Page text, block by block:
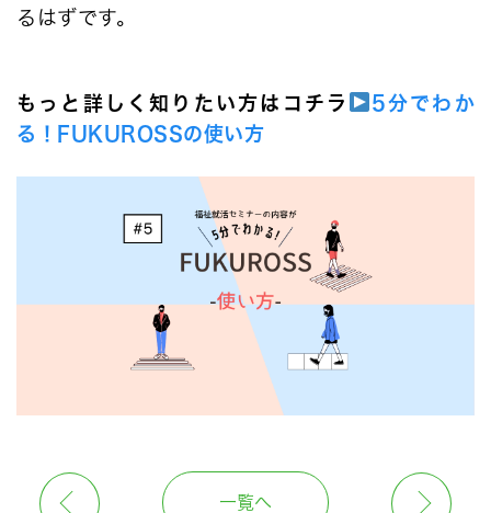
るはずです。
もっと詳しく知りたい方はコチラ
5分でわか
る！FUKUROSSの使い方
一覧へ